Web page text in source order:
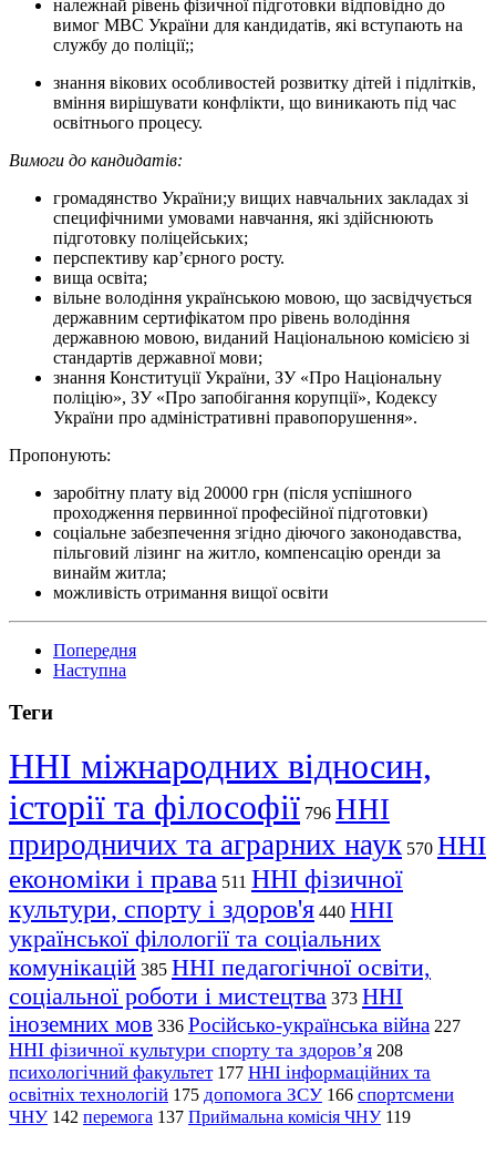
належнай рівень фізичної підготовки відповідно до
вимог МВС України для кандидатів, які вступають на
службу до поліції;;
знання вікових особливостей розвитку дітей і підлітків,
вміння вирішувати конфлікти, що виникають під час
освітнього процесу.
Вимоги до кандидатів:
громадянство України;у вищих навчальних закладах зі
специфічними умовами навчання, які здійснюють
підготовку поліцейських;
перспективу кар’єрного росту.
вища освіта;
вільне володіння українською мовою, що засвідчується
державним сертифікатом про рівень володіння
державною мовою, виданий Національною комісією зі
стандартів державної мови;
знання Конституції України, ЗУ «Про Національну
поліцію», ЗУ «Про запобігання корупції», Кодексу
України про адміністративні правопорушення».
Пропонують:
заробітну плату від 20000 грн (після успішного
проходження первинної професійної підготовки)
соціальне забезпечення згідно діючого законодавства,
пільговий лізинг на житло, компенсацію оренди за
винайм житла;
можливість отримання вищої освіти
Попередня
Наступна
Теги
ННІ міжнародних відносин,
історії та філософії 796 ННІ
природничих та аграрних наук 570 ННІ
економіки і права 511 ННІ фізичної
культури, спорту і здоров'я 440 ННІ
української філології та соціальних
комунікацій 385 ННІ педагогічної освіти,
соціальної роботи і мистецтва 373 ННІ
іноземних мов 336 Російсько-українська війна 227
ННІ фізичної культури спорту та здоров’я 208
психологічний факультет 177 ННІ інформаційних та
освітніх технологій 175 допомога ЗСУ 166 спортсмени
ЧНУ 142 перемога 137 Приймальна комісія ЧНУ 119